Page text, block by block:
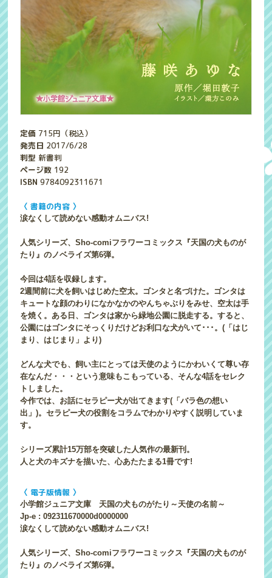
定価 715円（税込）
発売日 2017/6/28
判型 新書判
ページ数 192
ISBN9784092311671
〈 書籍の内容 〉
涙なくして読めない感動オムニバス!
人気シリーズ、Sho-comiフラワーコミックス『天国の犬ものが
たり』のノベライズ第6弾。
今回は4話を収録します。
2週間前に犬を飼いはじめた空太。ゴンタと名づけた。ゴンタは
キュートな顔のわりになかなかのやんちゃぶりをみせ、空太は手
を焼く。ある日、ゴンタは家から緑地公園に脱走する。すると、
公園にはゴンタにそっくりだけどお利口な犬がいて･･･。(「はじ
まり、はじまり」より)
どんな犬でも、飼い主にとっては天使のようにかわいくて尊い存
在なんだ・・・という意味もこもっている、そんな4話をセレク
トしました。
今作では、お話にセラピー犬が出てきます(「バラ色の想い
出」)。セラピー犬の役割をコラムでわかりやすく説明していま
す。
シリーズ累計15万部を突破した人気作の最新刊。
人と犬のキズナを描いた、心あたたまる1冊です!
〈 電子版情報 〉
小学館ジュニア文庫 天国の犬ものがたり～天使の名前～
Jp-e : 092311670000d0000000
涙なくして読めない感動オムニバス!
人気シリーズ、Sho-comiフラワーコミックス『天国の犬ものが
たり』のノベライズ第6弾。